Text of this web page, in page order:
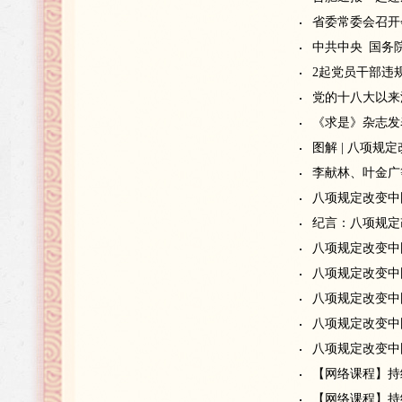
省委常委会召
中共中央 国务
2起党员干部违
党的十八大以
《求是》杂志
图解 | 八项规定
李献林、叶金
八项规定改变
纪言：八项规
八项规定改变
八项规定改变
八项规定改变
八项规定改变
八项规定改变
【网络课程】
【网络课程】